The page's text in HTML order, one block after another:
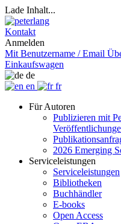
Lade Inhalt...
Kontakt
Anmelden
Mit Benutzername / Email
Einkaufswagen
de
en
fr
Für Autoren
Publizieren mit
2026 Emerging
Serviceleistungen
Serviceleistungen
Bibliotheken
Buchhändler
E-books
Open Access